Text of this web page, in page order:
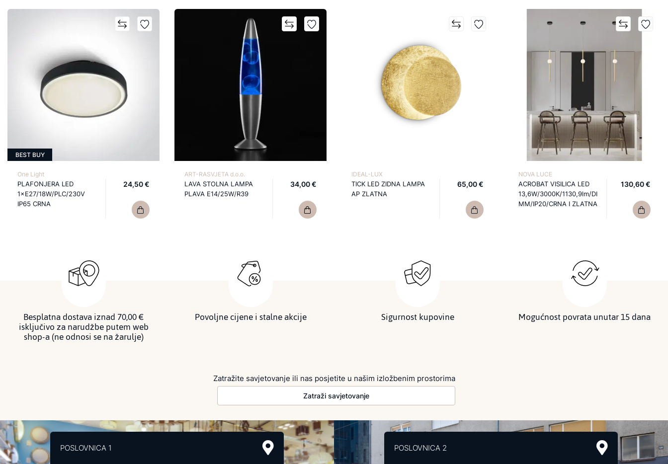
BEST BUY
One Light
PLAFONJERA LED
1×E27/18W/PLC/230V
IP65 CRNA
24,50 €
ART-RASVJETA d.o.o.
LAVA STOLNA LAMPA
PLAVA E14/25W/R39
34,00 €
IDEAL-LUX
TICK LED ZIDNA LAMPA
AP ZLATNA
65,00 €
NOVA LUCE
ACROBAT VISILICA LED
13,6W/3000K/1130,9lm/DI
MM/IP20/CRNA I ZLATNA
130,60 €
Besplatna dostava iznad 70,00 €
isključivo za narudžbe putem web
shop-a (ne odnosi se na žarulje)
Povoljne cijene i stalne akcije Sigurnost kupovine Mogućnost povrata unutar 15 dana
Zatražite savjetovanje ili nas posjetite u našim izložbenim prostorima
Zatraži savjetovanje
POSLOVNICA 1 POSLOVNICA 2